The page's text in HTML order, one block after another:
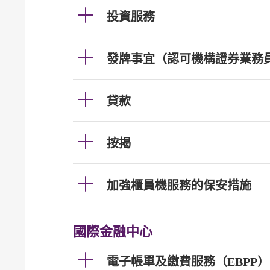
投資服務
發牌事宜（認可機構證券業務
貸款
按揭
加強櫃員機服務的保安措施
國際金融中心
電子帳單及繳費服務（EBPP）